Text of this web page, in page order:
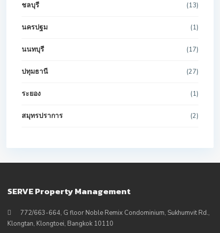
ชลบุรี (13)
นครปฐม (1)
นนทบุรี (17)
ปทุมธานี (27)
ระยอง (1)
สมุทรปราการ (2)
SERVE Property Management
772/663-664, G floor Noble Remix Condominium, Sukhumvit Rd.,
Klongtan, Klongtoei, Bangkok 10110